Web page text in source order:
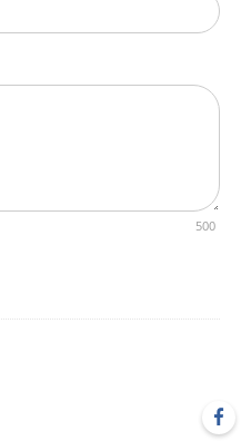
500